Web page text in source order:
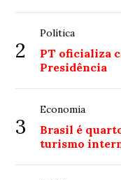
2
Política
PT oficializa
Presidência
3
Economia
Brasil é
turismo